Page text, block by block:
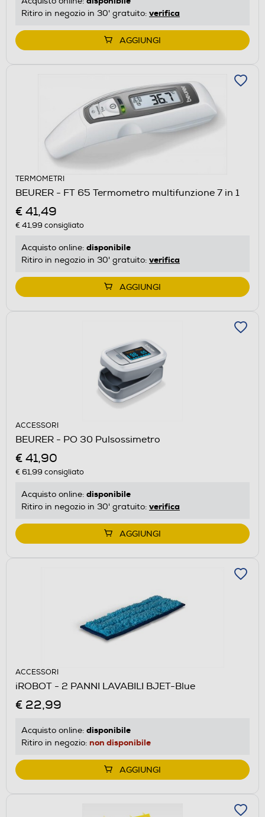
Ritiro in negozio in 30' gratuito: verifica
AGGIUNGI
TERMOMETRI
BEURER - FT 65 Termometro multifunzione 7 in 1
€ 41,49
€ 41,99 consigliato
Acquisto online: disponibile
Ritiro in negozio in 30' gratuito: verifica
AGGIUNGI
ACCESSORI
BEURER - PO 30 Pulsossimetro
€ 41,90
€ 61,99 consigliato
Acquisto online: disponibile
Ritiro in negozio in 30' gratuito: verifica
AGGIUNGI
ACCESSORI
iROBOT - 2 PANNI LAVABILI BJET-Blue
€ 22,99
Acquisto online: disponibile
Ritiro in negozio: non disponibile
AGGIUNGI